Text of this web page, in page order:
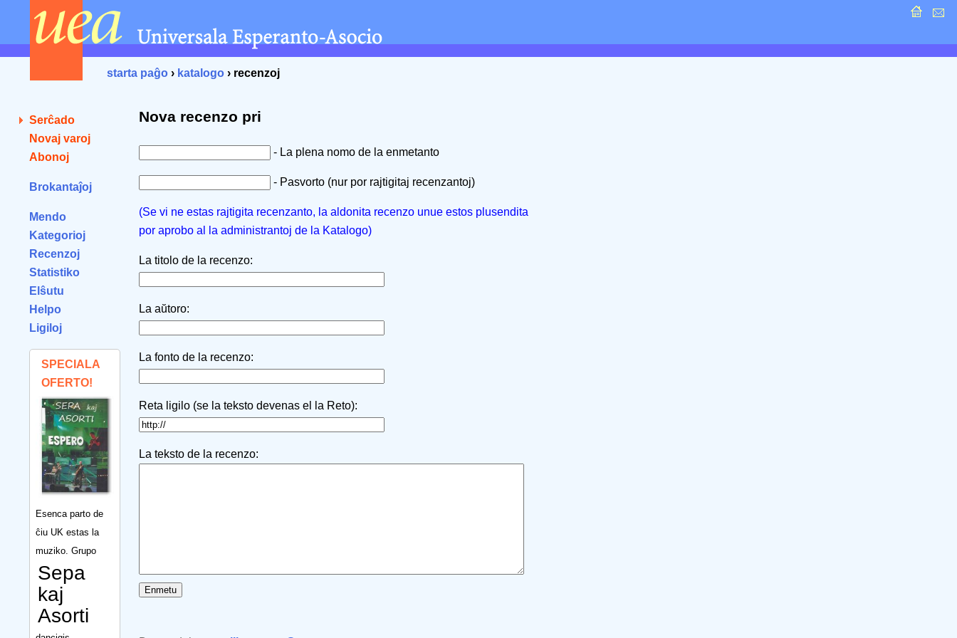
starta paĝo › katalogo › recenzoj
Serĉado
Novaj varoj
Abonoj
Brokantaĵoj
Mendo
Kategorioj
Recenzoj
Statistiko
Elŝutu
Helpo
Ligiloj
SPECIALA
OFERTO!
Esenca parto de
ĉiu UK estas la
muziko. Grupo
Sepa
kaj
Asorti
Nova recenzo pri
- La plena nomo de la enmetanto
- Pasvorto (nur por rajtigitaj recenzantoj)
(Se vi ne estas rajtigita recenzanto, la aldonita recenzo unue estos plusendita
por aprobo al la administrantoj de la Katalogo)
La titolo de la recenzo:
La aŭtoro:
La fonto de la recenzo:
Reta ligilo (se la teksto devenas el la Reto):
La teksto de la recenzo: